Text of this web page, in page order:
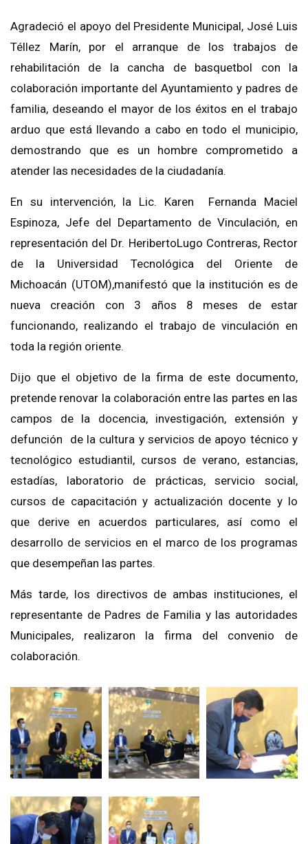
Agradeció el apoyo del Presidente Municipal, José Luis
Téllez Marín, por el arranque de los trabajos de
rehabilitación de la cancha de basquetbol con la
colaboración importante del Ayuntamiento y padres de
familia, deseando el mayor de los éxitos en el trabajo
arduo que está llevando a cabo en todo el municipio,
demostrando que es un hombre comprometido a
atender las necesidades de la ciudadanía.
En su intervención,la Lic. Karen Fernanda Maciel
Espinoza, Jefe del Departamento de Vinculación, en
representación del Dr. HeribertoLugo Contreras,Rector
de la Universidad Tecnológica del Oriente de
Michoacán (UTOM),manifestó que la institución es de
nueva creación con 3 años 8 meses de estar
funcionando, realizando el trabajo devinculación en
toda la región oriente.
Dijo que el objetivo de la firma de este documento,
pretende renovar la colaboración entre las partes en las
campos de la docencia, investigación, extensión y
defunción de la cultura y servicios de apoyo técnico y
tecnológico estudiantil, cursos de verano, estancias,
estadías, laboratorio de prácticas, servicio social,
cursos de capacitación y actualización docente y lo
que derive en acuerdos particulares, así como el
desarrollo de servicios en el marco de los programas
que desempeñan las partes.
Más tarde, los directivos de ambas instituciones, el
representante de Padres de Familiay las autoridades
Municipales, realizaron la firma del convenio de
colaboración.